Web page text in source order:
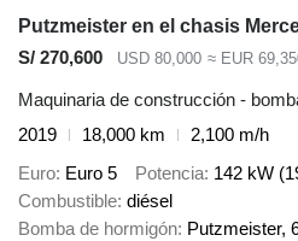
S/ 270,600 USD 80,000 ≈ EUR
Maquinaria de construcción -
2019
18,000 km
2,100 m/h
Euro Euro 5 Potencia 142 kW
Combustible diésel
Bomba de hormigón Putzmeister,